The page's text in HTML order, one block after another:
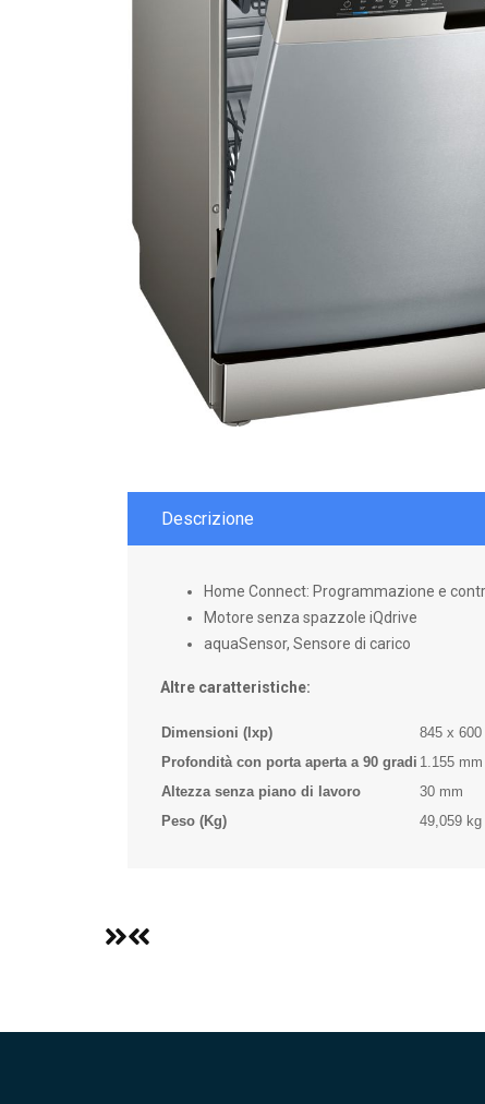
Descrizione
Home Connect: Programmazione e
Motore senza spazzole iQdrive
aquaSensor, Sensore di carico
Altre caratteristiche:
Dimensioni (lxp)
845 x
Profondità con porta aperta a 90 gradi 1.155 mm
Altezza senza piano di lavoro
30 mm
Peso (Kg)
49,059 kg